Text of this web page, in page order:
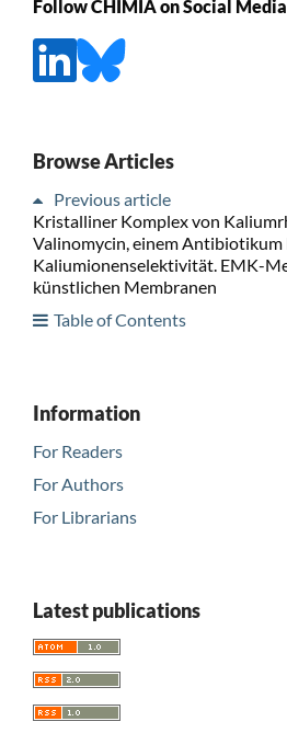
Follow CHIMIA on Social Media
Browse Articles
Previous article
Kristalliner Komplex von
Valinomycin, einem Antibiotikum
Kaliumionenselektivität. EMK-
künstlichen Membranen
Table of Contents
Information
For Readers
For Authors
For Librarians
Latest publications